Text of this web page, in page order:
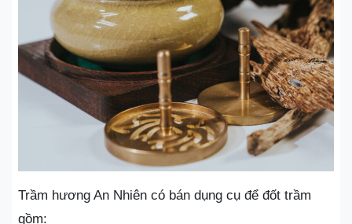
Trầm hương An Nhiên có bán dụng cụ để đốt trầm
gồm: